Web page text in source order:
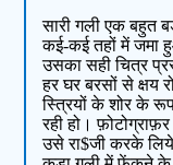
सारी गली एक बहुत
कई-कई तहों में जमा
उसका सही चित्र
हर घर बरसों से क्षय
स्त्रियों के शोर के
रही हो।
उसे रा$जी करके